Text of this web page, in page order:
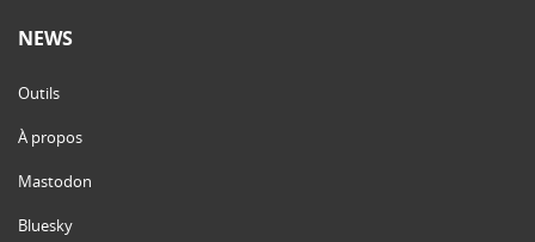
NEWS
Outils
À propos
Mastodon
Bluesky